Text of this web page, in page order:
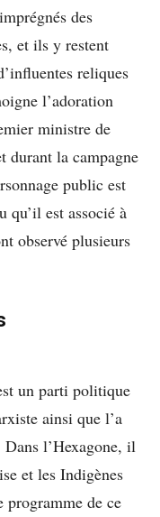
des
et ils y restent
reliques
l’adoration
ministre de
durant la campagne
public est
qu’il est associé à
observé plusieurs
un parti politique
ainsi que l’a
l’Hexagone, il
et les Indigènes
de ce